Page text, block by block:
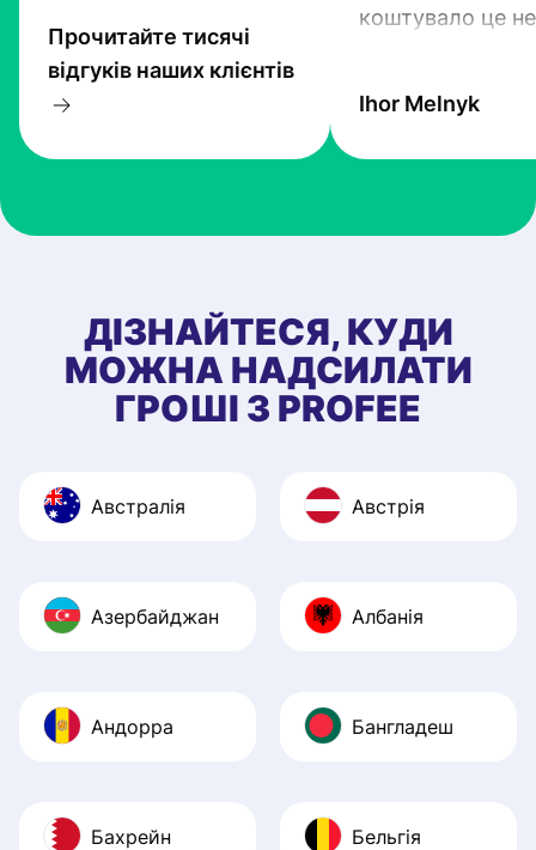
Прочитайте тисячі
відгуків наших клієнтів
коштувало це
один з кращих.
Ihor Melnyk
ДІЗНАЙТЕСЯ, КУДИ
МОЖНА НАДСИЛАТИ
ГРОШІ З PROFEE
Австралія Австрія
Азербайджан Албанія
Андорра Бангладеш
Бахрейн Бельгія